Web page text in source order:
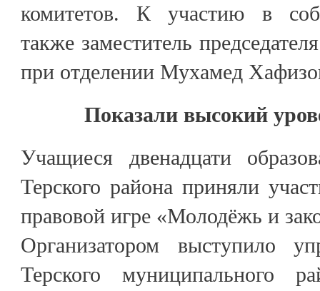
комитетов. К участию в
также заместитель
при отделении Мухамед
Показали высокий
Учащиеся двенадцати
Терского района приняли
правовой игре «Молодёжь и
Организатором выступило
Терского муниципального